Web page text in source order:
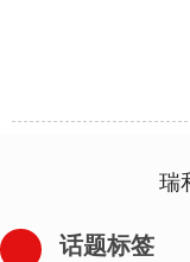
瑞
话题标签